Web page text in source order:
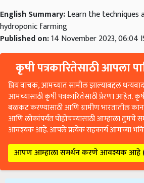
English Summary:Learn the techniques
hydroponic farming
Published on:14 November 2023, 06:04
कृषी पत्रकारितेसाठी आपला
प्रिय वाचक, आमच्यात सामील झाल्याबद्दल
आमच्यासाठी कृषी पत्रकारितेसाठी प्रेरणा आहेत.
बळकट करण्यासाठी आणि ग्रामीण भारतातील
आणि लोकांपर्यंत पोहोचण्यासाठी आम्हाला तुमचे
आवश्यक आहे. आपले प्रत्येक सहकार्य आमच्या
आपण आम्हाला समर्थन करणे आवश्यक आहे